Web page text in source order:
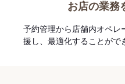
お店の業務
予約管理から店舗内オペレ
援し、最適化することがで